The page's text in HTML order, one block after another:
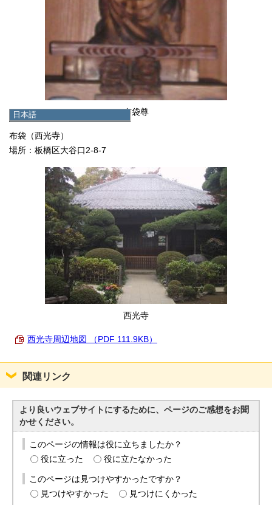
日本語
English
한국어
布袋尊
布袋（西光寺）
場所：板橋区大谷口2-8-7
西光寺
西光寺周辺地図 （PDF 111.9KB）
関連リンク
より良いウェブサイトにするために、ページのご感想をお聞
かせください。
このページの情報は役に立ちましたか？
役に立った
役に立たなかった
このページは見つけやすかったですか？
見つけやすかった
見つけにくかった